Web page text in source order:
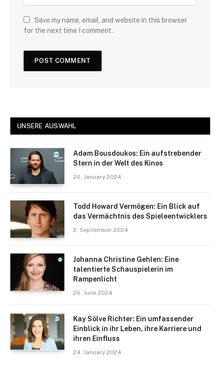
Save my name, email, and website in this browser
for the next time I comment.
UNSERE AUSWAHL
Adam Bousdoukos: Ein aufstrebender
Stern in der Welt des Kinos
20. January 2024
Todd Howard Vermögen: Ein Blick auf
das Vermächtnis des Spieleentwicklers
2. September 2024
Johanna Christine Gehlen: Eine
talentierte Schauspielerin im
Rampenlicht
26. June 2024
Kay Sölve Richter: Ein umfassender
Einblick in ihr Leben, ihre Karriere und
ihren Einfluss
24. January 2024